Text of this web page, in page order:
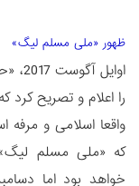
ظهور «ملی مسلم لیگ»
را اعلام و تصریح
واقعا اسلامی و
که «ملی مسلم لیگ»